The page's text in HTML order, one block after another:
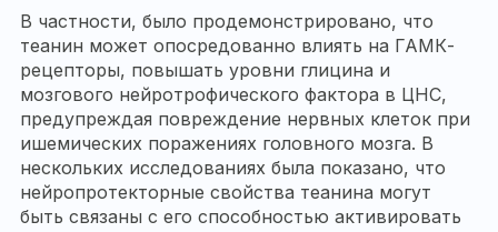
В частности, было продемонстрировано, что
теанин может опосредованно влиять на ГАМК-
рецепторы, повышать уровни глицина и
мозгового нейротрофического фактора в ЦНС,
предупреждая повреждение нервных клеток при
ишемических поражениях головного мозга. В
нескольких исследованиях была показано, что
нейропротекторные свойства теанина могут
быть связаны с его способностью активировать